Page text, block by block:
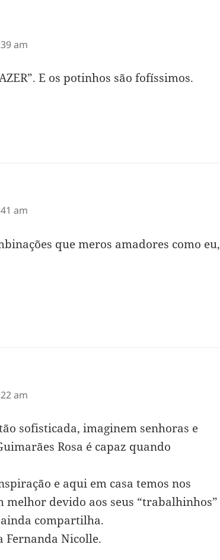
am
E os potinhos são fofíssimos.
am
que meros amadores como eu,
am
sofisticada, imaginem senhoras e
Rosa é capaz quando
e aqui em casa temos nos
melhor devido aos seus “trabalhinhos”
compartilha.
Fernanda Nicolle.